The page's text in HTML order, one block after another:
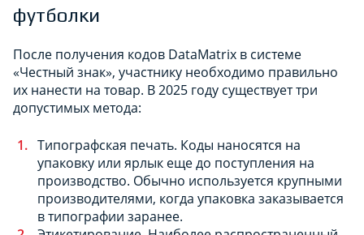
футболки
После получения кодов DataMatrix в системе
«Честный знак», участнику необходимо правильно
их нанести на товар. В 2025 году существует три
допустимых метода:
Типографская печать. Коды наносятся на
упаковку или ярлык еще до поступления на
производство. Обычно используется крупными
производителями, когда упаковка заказывается
в типографии заранее.